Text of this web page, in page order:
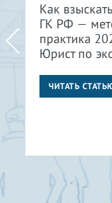
Как
ГК РФ —
практика
Юрист по
ЧИТАТЬ